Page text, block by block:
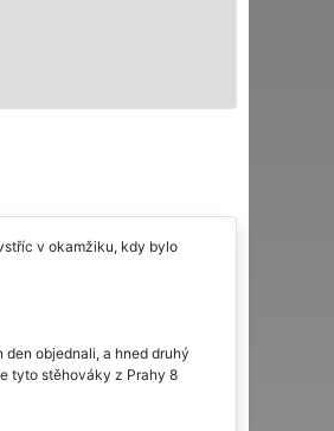
v okamžiku, kdy bylo
objednali, a hned druhý
tyto stěhováky z Prahy 8